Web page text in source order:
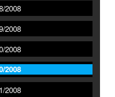
2008
2008
2008
2008
2008